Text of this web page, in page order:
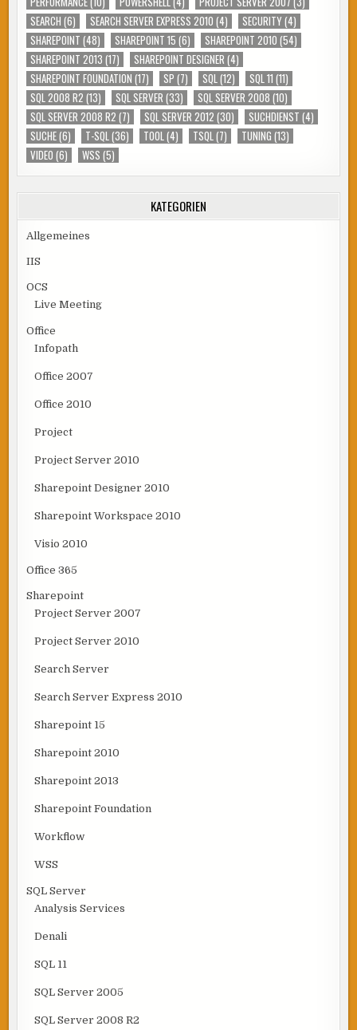
SEARCH (6) SEARCH SERVER EXPRESS 2010 (4) SECURITY(4)
SHAREPOINT (48) SHAREPOINT 15 (6) SHAREPOINT 2010 (54)
SHAREPOINT 2013 (17) SHAREPOINT DESIGNER (4)
SHAREPOINT FOUNDATION (17) SP (7) SQL (12) SQL 11 (11)
SQL 2008 R2 (13) SQL SERVER (33) SQL SERVER 2008 (10)
SQL SERVER 2008 R2 (7) SQL SERVER 2012 (30) SUCHDIENST (4)
SUCHE(6) T-SQL (36) TOOL (4) TSQL (7) TUNING (13)
VIDEO (6) WSS (5)
KATEGORIEN
Allgemeines
IIS
OCS
Live Meeting
Office
Infopath
Office 2007
Office 2010
Project
Project Server 2010
Sharepoint Designer 2010
Sharepoint Workspace 2010
Visio 2010
Office 365
Sharepoint
Project Server 2007
Project Server 2010
Search Server
Search Server Express 2010
Sharepoint 15
Sharepoint 2010
Sharepoint 2013
Sharepoint Foundation
Workflow
WSS
SQL Server
Analysis Services
Denali
SQL 11
SQL Server 2005
SQL Server 2008 R2